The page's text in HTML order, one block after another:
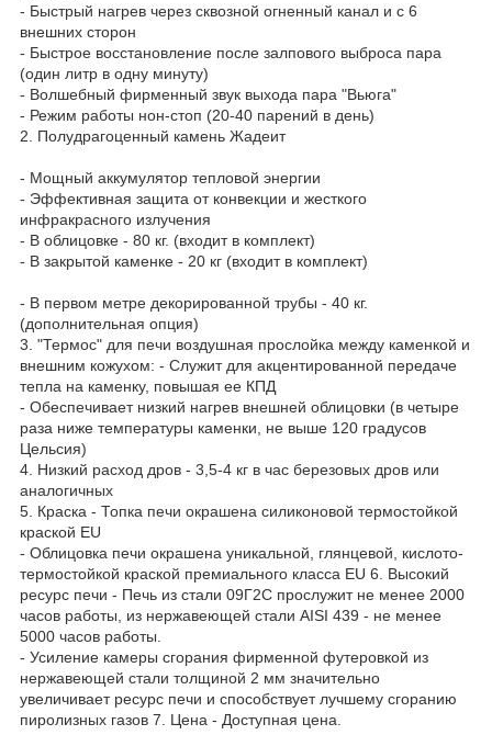
- Быстрый нагрев через сквозной огненный канал и с 6
внешних сторон
- Быстрое восстановление после залпового выброса пара
(один литр в одну минуту)
- Волшебный фирменный звук выхода пара "Вьюга"
- Режим работы нон-стоп (20-40 парений в день)
2. Полудрагоценный камень Жадеит
- Мощный аккумулятор тепловой энергии
- Эффективная защита от конвекции и жесткого
инфракрасного излучения
- В облицовке - 80 кг. (входит в комплект)
- В закрытой каменке - 20 кг (входит в комплект)
- В первом метре декорированной трубы - 40 кг.
(дополнительная опция)
3. "Термос" для печи воздушная прослойка между каменкой и
внешним кожухом: - Служит для акцентированной передаче
тепла на каменку, повышая ее КПД
- Обеспечивает низкий нагрев внешней облицовки (в четыре
раза ниже температуры каменки, не выше 120 градусов
Цельсия)
4. Низкий расход дров - 3,5-4 кг в час березовых дров или
аналогичных
5. Краска - Топка печи окрашена силиконовой термостойкой
краской EU
- Облицовка печи окрашена уникальной, глянцевой, кислото-
термостойкой краской премиального класса EU 6. Высокий
ресурс печи - Печь из стали 09Г2С прослужит не менее 2000
часов работы, из нержавеющей стали AISI 439 - не менее
5000 часов работы.
- Усиление камеры сгорания фирменной футеровкой из
нержавеющей стали толщиной 2 мм значительно
увеличивает ресурс печи и способствует лучшему сгоранию
пиролизных газов 7. Цена - Доступная цена.